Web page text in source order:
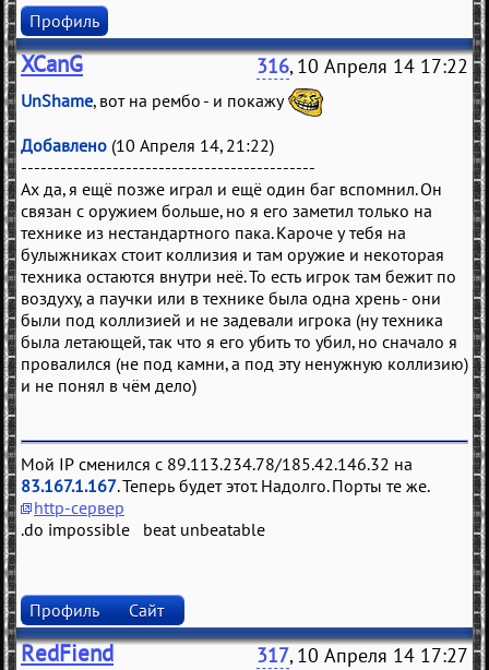
Профиль
XCanG 316, 10 Апреля 14 17:22
UnShame, вот на рембо - и покажу
Добавлено (10 Апреля 14, 21:22)
---------------------------------------------
Ах да, я ещё позже играл и ещё один баг вспомнил. Он
связан с оружием больше, но я его заметил только на
технике из нестандартного пака. Кароче у тебя на
булыжниках стоит коллизия и там оружие и некоторая
техника остаются внутри неё. То есть игрок там бежит по
воздуху, а паучки или в технике была одна хрень - они
были под коллизией и не задевали игрока (ну техника
была летающей, так что я его убить то убил, но сначало я
провалился (не под камни, а под эту ненужную коллизию)
и не понял в чём дело)
Мой IP сменился с 89.113.234.78/185.42.146.32 на
83.167.1.167. Теперь будет этот. Надолго. Порты те же.
http-сервер
.do impossible beat unbeatable
Профиль Сайт
RedFiend 317, 10 Апреля 14 17:27